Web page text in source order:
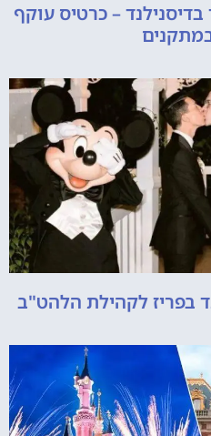
– כרטיס עוקף
בפריז לקהילת הלהט"ב